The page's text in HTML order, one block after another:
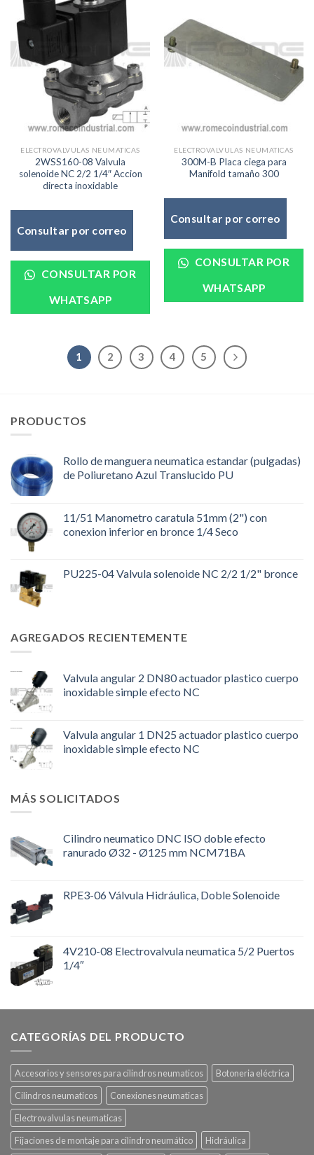
ELECTROVALVULAS NEUMATICAS
2WSS160-08 Valvula
solenoide NC 2/2 1/4″ Accion
directa inoxidable
Consultar por correo
CONSULTAR POR
WHATSAPP
ELECTROVALVULAS NEUMATICAS
300M-B Placa ciega para
Manifold tamaño 300
Consultar por correo
CONSULTAR POR
WHATSAPP
1 2 3 4 5
PRODUCTOS
Rollo de manguera neumatica estandar (pulgadas)
de Poliuretano Azul Translucido PU
11/51 Manometro caratula 51mm (2") con
conexion inferior en bronce 1/4 Seco
PU225-04 Valvula solenoide NC 2/2 1/2" bronce
AGREGADOS RECIENTEMENTE
Valvula angular 2 DN80 actuador plastico cuerpo
inoxidable simple efecto NC
Valvula angular 1 DN25 actuador plastico cuerpo
inoxidable simple efecto NC
MÁS SOLICITADOS
Cilindro neumatico DNC ISO doble efecto
ranurado Ø32 - Ø125 mm NCM71BA
RPE3-06 Válvula Hidráulica, Doble Solenoide
4V210-08 Electrovalvula neumatica 5/2 Puertos
1/4″
CATEGORÍAS DEL PRODUCTO
Accesorios y sensores para cilindros neumaticos
Botoneria eléctrica
Cilindros neumaticos
Conexiones neumaticas
Electrovalvulas neumaticas
Fijaciones de montaje para cilindro neumático
Hidráulica